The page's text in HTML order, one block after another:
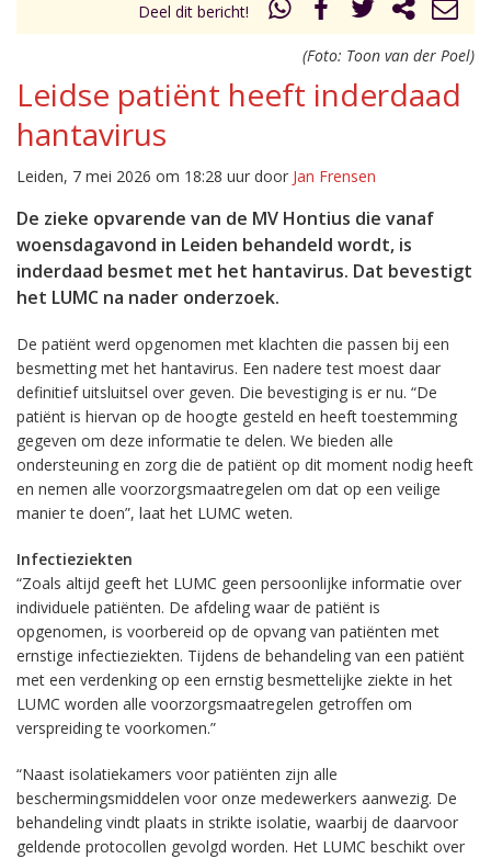
Deel dit bericht!
(Foto: Toon van der Poel)
Leidse patiënt heeft inderdaad
hantavirus
Leiden, 7 mei 2026 om 18:28 uur door Jan Frensen
De zieke opvarende van de MV Hontius die vanaf
woensdagavond in Leiden behandeld wordt, is
inderdaad besmet met het hantavirus. Dat bevestigt
het LUMC na nader onderzoek.
De patiënt werd opgenomen met klachten die passen bij een
besmetting met het hantavirus. Een nadere test moest daar
definitief uitsluitsel over geven. Die bevestiging is er nu. “De
patiënt is hiervan op de hoogte gesteld en heeft toestemming
gegeven om deze informatie te delen. We bieden alle
ondersteuning en zorg die de patiënt op dit moment nodig heeft
en nemen alle voorzorgsmaatregelen om dat op een veilige
manier te doen”, laat het LUMC weten.
Infectieziekten
“Zoals altijd geeft het LUMC geen persoonlijke informatie over
individuele patiënten. De afdeling waar de patiënt is
opgenomen, is voorbereid op de opvang van patiënten met
ernstige infectieziekten. Tijdens de behandeling van een patiënt
met een verdenking op een ernstig besmettelijke ziekte in het
LUMC worden alle voorzorgsmaatregelen getroffen om
verspreiding te voorkomen.”
“Naast isolatiekamers voor patiënten zijn alle
beschermingsmiddelen voor onze medewerkers aanwezig. De
behandeling vindt plaats in strikte isolatie, waarbij de daarvoor
geldende protocollen gevolgd worden. Het LUMC beschikt over